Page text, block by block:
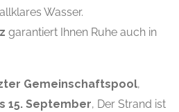
Wasser.
garantiert Ihnen Ruhe auch in
Gemeinschaftspool,
15. September, Der Strand ist